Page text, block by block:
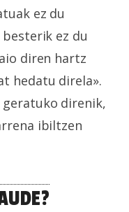
ez du
ez du
diren hartz
hedatu direla».
geratuko direnik,
ibiltzen